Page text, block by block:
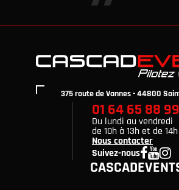
375 route de Vannes - 44800
01 64 65 88 99
Du lundi au vendredi
de 10h à 13h et de
Nous contacter
Suivez-nous